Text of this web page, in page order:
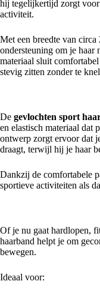
hij tegelijkertijd zorgt
activiteit.
Met een breedte van
ondersteuning om je haar
materiaal sluit
stevig zitten zonder te
De gevlochten sport
en elastisch materiaal dat
ontwerp zorgt ervoor dat
draagt, terwijl hij je haar
Dankzij de comfortabele
sportieve activiteiten als
Of je nu gaat hardlopen,
haarband helpt je om
bewegen.
Ideaal voor: